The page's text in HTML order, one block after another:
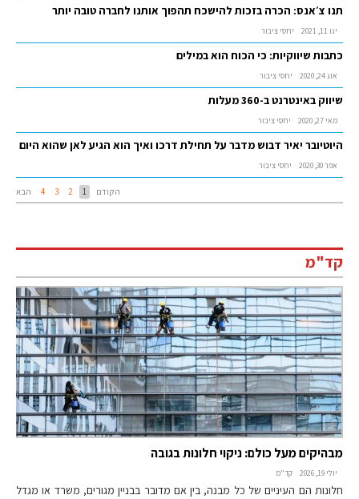
תנו צ׳אנס: הכרה בזכות להישכח תהפוך אותנו לחברה טובה יותר
ינו 11, 2021 יחסי ציבור
כתבות שיווקיות: כי הכוח הוא במילים
אוג 24, 2020 יחסי ציבור
שיווק באינטרנט ב-360 מעלות
מאי 27, 2020 יחסי ציבור
היוטיובר יאיר דבוש מדבר על תחילת דרכו ואיך הוא הגיע לאן שהוא היום
אפר 30, 2020 יחסי ציבור
הקודם 1
2
3
4 הבא
קד"מ
מבהיקים מעל כולם: ניקוי חלונות בגובה
יולי 19, 2026 קד"מ
חלונות הם העיניים של כל מבנה, בין אם מדובר בבניין מגורים, משרד או מגדל